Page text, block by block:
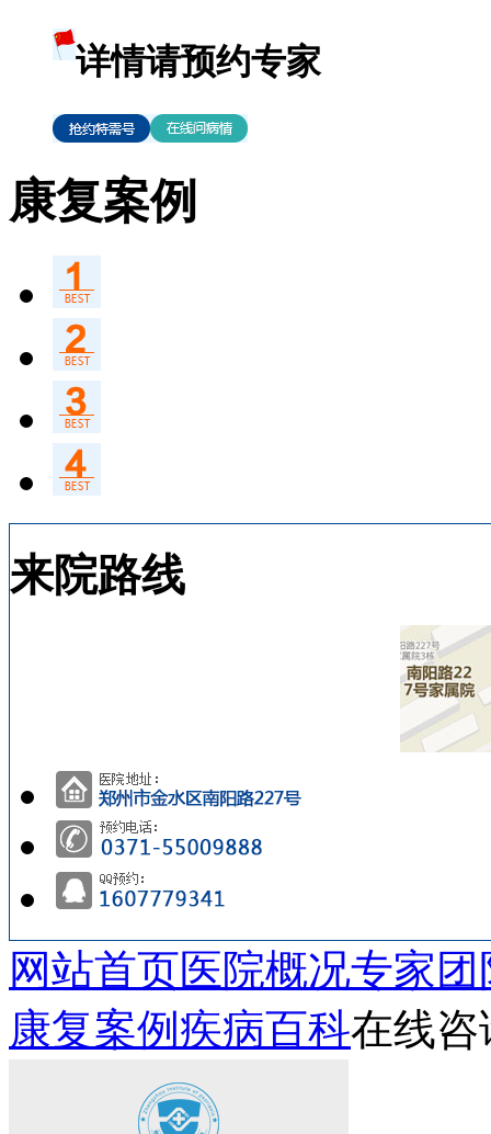
详情请预约专家
康复案例
来院路线
网站首页医院概况专家团
康复案例 疾病百科在线咨